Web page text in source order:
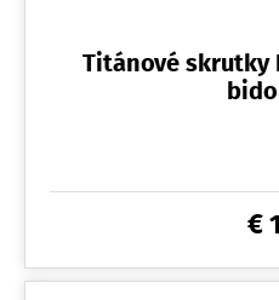
Titánové skrutky
€